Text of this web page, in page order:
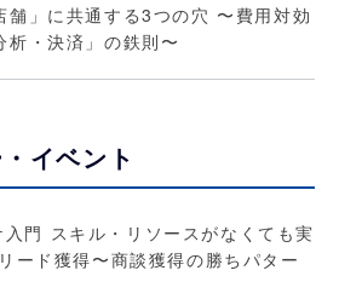
舗」に共通する3つの穴 〜費用対効
析・決済」の鉄則〜
イベント
門 スキル・リソースがなくても実
ード獲得〜商談獲得の勝ちパター